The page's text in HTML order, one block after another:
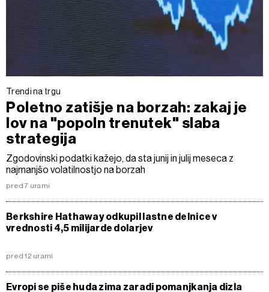
Trendi na trgu
Poletno zatišje na borzah: zakaj je
lov na "popoln trenutek" slaba
strategija
Zgodovinski podatki kažejo, da sta junij in julij meseca z
najmanjšo volatilnostjo na borzah
pred 7 urami
Berkshire Hathaway odkupil lastne delnice v
vrednosti 4,5 milijarde dolarjev
pred 12 urami
Evropi se piše huda zima zaradi pomanjkanja dizla